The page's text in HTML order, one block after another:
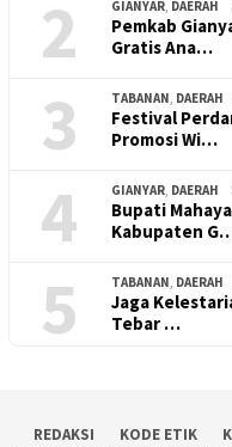
2 GIANYAR, DAERAH
Pemkab
Gratis Ana…
3 TABANAN, DAERAH
Festival
Promosi Wi…
4 GIANYAR, DAERAH
Bupati
Kabupaten
5 TABANAN, DAERAH
Jaga
Tebar …
REDAKSI KODE ETIK